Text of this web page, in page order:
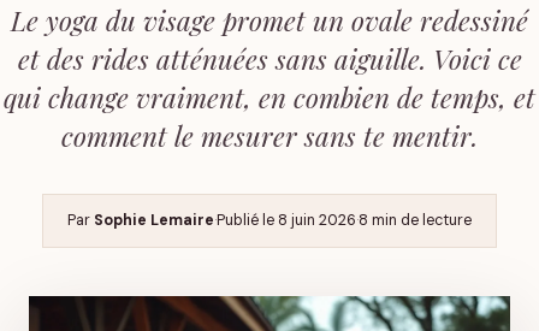
Le yoga du visage promet un ovale redessiné
et des rides atténuées sans aiguille. Voici ce
qui change vraiment, en combien de temps, et
comment le mesurer sans te mentir.
Par Sophie Lemaire·Publié le 8 juin 2026·8 min de lecture